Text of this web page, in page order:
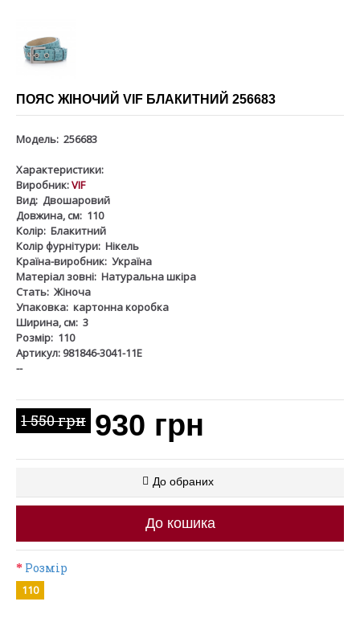
ПОЯС ЖІНОЧИЙ VIF БЛАКИТНИЙ 256683
Модель: 256683
Характеристики:
Виробник:VIF
Вид: Двошаровий
Довжина, см: 110
Колір: Блакитний
Колір фурнітури: Нікель
Країна-виробник: Україна
Матеріал зовні: Натуральна шкіра
Стать: Жіноча
Упаковка: картонна коробка
Ширина, см: 3
Розмір: 110
Артикул: 981846-3041-11Е
--
1 550 грн 930 грн
До обраних
До кошика
Розмір
110